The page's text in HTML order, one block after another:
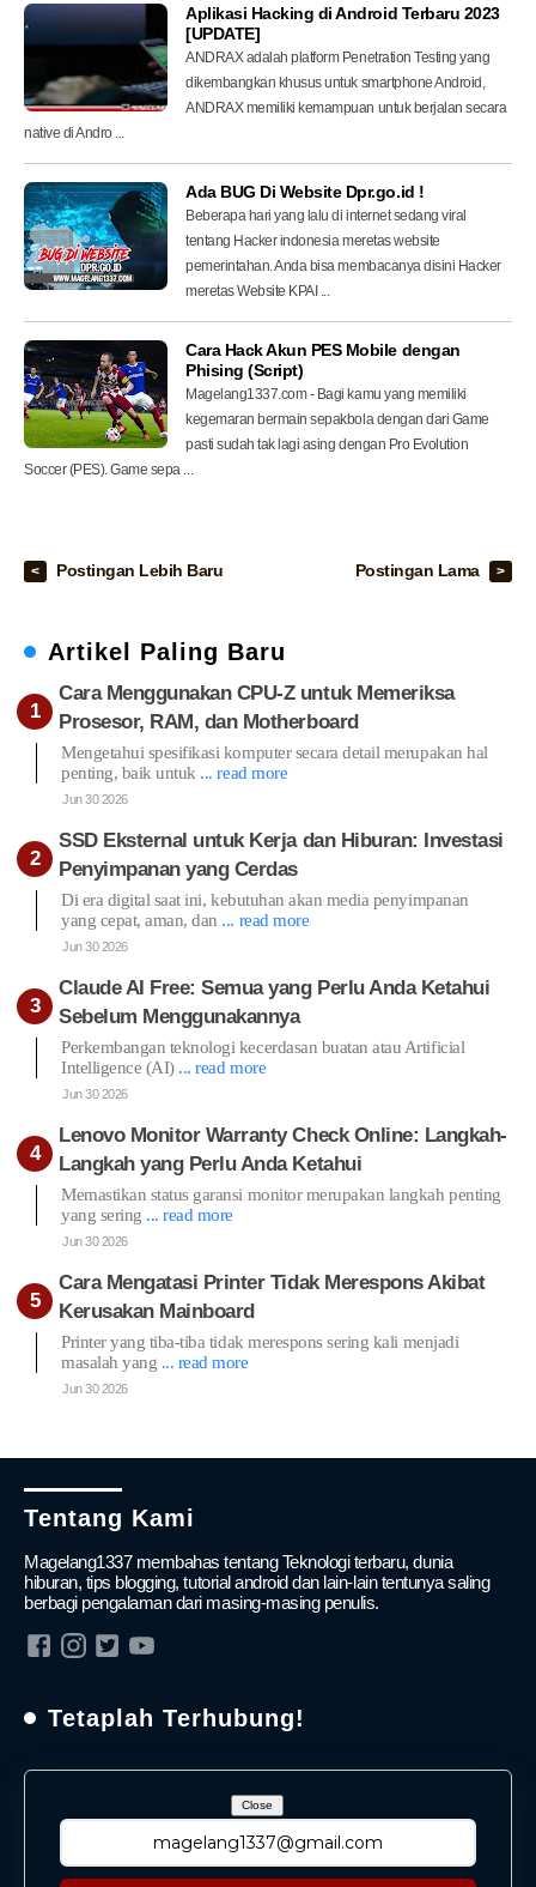
Aplikasi Hacking di Android Terbaru 2023
[UPDATE]
ANDRAX adalah platform Penetration Testing yang
dikembangkan khusus untuk smartphone Android,
ANDRAX memiliki kemampuan untuk berjalan secara
native di Andro ...
Ada BUG Di Website Dpr.go.id !
Beberapa hari yang lalu di internet sedang viral
tentang Hacker indonesia meretas website
pemerintahan. Anda bisa membacanya disini Hacker
meretas Website KPAI ...
Cara Hack Akun PES Mobile dengan
Phising (Script)
Magelang1337.com - Bagi kamu yang memiliki
kegemaran bermain sepakbola dengan dari Game
pasti sudah tak lagi asing dengan Pro Evolution
Soccer (PES). Game sepa ...
Postingan Lebih Baru Postingan Lama
Artikel Paling Baru
Cara Menggunakan CPU-Z untuk Memeriksa
Prosesor, RAM, dan Motherboard
Mengetahui spesifikasi komputer secara detail merupakan hal
penting, baik untuk ... read more
Jun 30 2026
SSD Eksternal untuk Kerja dan Hiburan: Investasi
Penyimpanan yang Cerdas
Di era digital saat ini, kebutuhan akan media penyimpanan
yang cepat, aman, dan ... read more
Jun 30 2026
Claude AI Free: Semua yang Perlu Anda Ketahui
Sebelum Menggunakannya
Perkembangan teknologi kecerdasan buatan atau Artificial
Intelligence (AI) ... read more
Jun 30 2026
Lenovo Monitor Warranty Check Online: Langkah-
Langkah yang Perlu Anda Ketahui
Memastikan status garansi monitor merupakan langkah penting
yang sering ... read more
Jun 30 2026
Cara Mengatasi Printer Tidak Merespons Akibat
Kerusakan Mainboard
Printer yang tiba-tiba tidak merespons sering kali menjadi
masalah yang ... read more
Jun 30 2026
Tentang Kami
Magelang1337 membahas tentang Teknologi terbaru, dunia
hiburan, tips blogging, tutorial android dan lain-lain tentunya saling
berbagi pengalaman dari masing-masing penulis.
Tetaplah Terhubung!
Close